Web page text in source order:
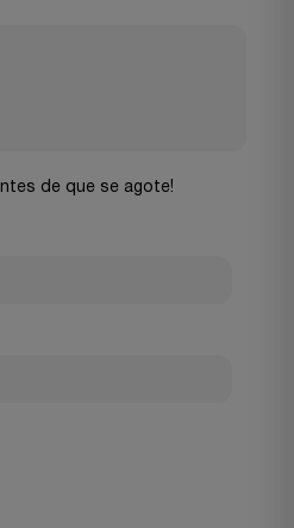
de que se agote!